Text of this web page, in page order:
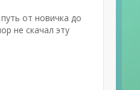
от новичка до
не скачал эту